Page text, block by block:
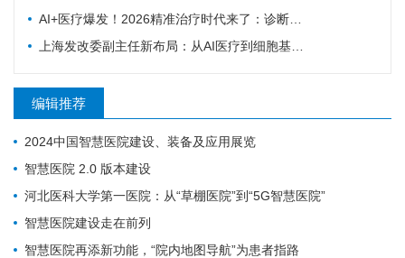
AI+医疗爆发！2026精准治疗时代来了：诊断准确率98%+，100+罕见病不再“无药可医”？
上海发改委副主任新布局：从AI医疗到细胞基因治疗，探寻前沿医疗产业增长密码
编辑推荐
2024中国智慧医院建设、装备及应用展览
智慧医院 2.0 版本建设
河北医科大学第一医院：从“草棚医院”到“5G智慧医院”
智慧医院建设走在前列
智慧医院再添新功能，“院内地图导航”为患者指路